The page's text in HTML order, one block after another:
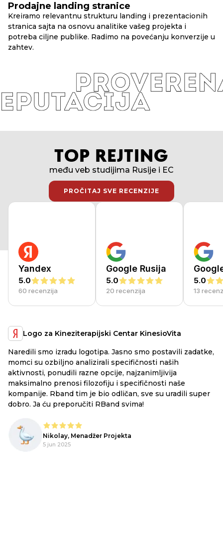
Prodajne landing stranice
Kreiramo relevantnu strukturu landing i prezentacionih
stranica sajta na osnovu analitike vašeg projekta i
potreba ciljne publike. Radimo na povećanju konverzije u
zahtev.
TOP REJTING
među veb studijima Rusije i EC
PROČITAJ SVE RECENZIJE
PROČITAJ SVE RECENZIJE
Yandex
5.0
60 recenzija
Google Rusija
5.0
20 recenzija
5.0
13
Logo za Kineziterapijski Centar KinesioVita
Naredili smo izradu logotipa. Jasno smo postavili zadatke,
momci su ozbiljno analizirali specifičnosti naših
aktivnosti, ponudili razne opcije, najzanimljivija
maksimalno prenosi filozofiju i specifičnosti naše
kompanije. Rband tim je bio odličan, sve su uradili super
dobro. Ja ću preporučiti RBand svima!
Nikolay, Menadžer Projekta
5 jun 2025